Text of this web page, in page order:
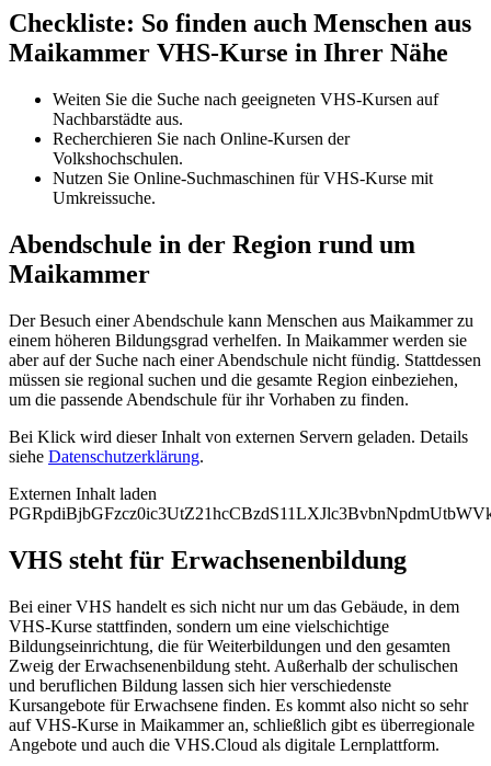
Checkliste: So finden auch Menschen aus
Maikammer VHS-Kurse in Ihrer Nähe
Weiten Sie die Suche nach geeigneten VHS-Kursen auf
Nachbarstädte aus.
Recherchieren Sie nach Online-Kursen der
Volkshochschulen.
Nutzen Sie Online-Suchmaschinen für VHS-Kurse mit
Umkreissuche.
Abendschule in der Region rund um
Maikammer
Der Besuch einer Abendschule kann Menschen aus Maikammer zu
einem höheren Bildungsgrad verhelfen. In Maikammer werden sie
aber auf der Suche nach einer Abendschule nicht fündig. Stattdessen
müssen sie regional suchen und die gesamte Region einbeziehen,
um die passende Abendschule für ihr Vorhaben zu finden.
Bei Klick wird dieser Inhalt von externen Servern geladen. Details
siehe Datenschutzerklärung.
Externen Inhalt laden
VHS steht für Erwachsenenbildung
Bei einer VHS handelt es sich nicht nur um das Gebäude, in dem
VHS-Kurse stattfinden, sondern um eine vielschichtige
Bildungseinrichtung, die für Weiterbildungen und den gesamten
Zweig der Erwachsenenbildung steht. Außerhalb der schulischen
und beruflichen Bildung lassen sich hier verschiedenste
Kursangebote für Erwachsene finden. Es kommt also nicht so sehr
auf VHS-Kurse in Maikammer an, schließlich gibt es überregionale
Angebote und auch die VHS.Cloud als digitale Lernplattform.